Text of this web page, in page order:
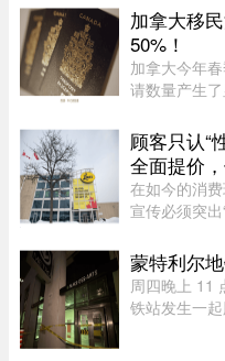
万元，直接
犯罪网络的
加拿大移
50%！
加拿大今年
请数量产生
请，较去年
效，难民通
顾客只认“
全面提价
在如今的消
宣传必须突
持续挤压利
T）的管理层
蒙特利尔
周四晚上 11
铁站发生一